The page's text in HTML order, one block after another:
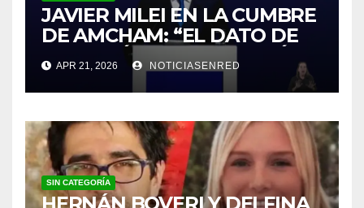
JAVIER MILEI EN LA CUMBRE
DE AMCHAM: “EL DATO DE
INFLACIÓN NO ME GUSTÓ”
APR 21, 2026 NOTICIASENRED
SIN CATEGORÍA